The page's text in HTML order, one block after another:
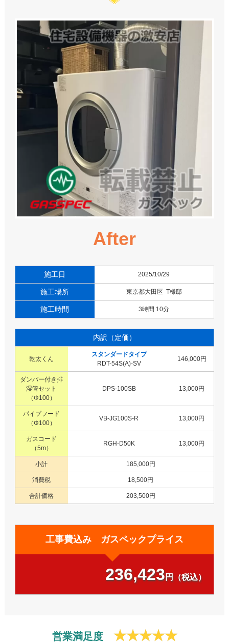
After
施工日 2025/10/29
施工場所 東京都大田区 T様邸
施工時間 3時間 10分
内訳（定価）
乾太くん
スタンダードタイプ
RDT-54S(A)-SV
146,000円
ダンパー付き排
湿管セット
（Φ100）
DPS-100SB 13,000円
パイプフード
（Φ100）
VB-JG100S-R 13,000円
ガスコード
（5m）
RGH-D50K 13,000円
小計 185,000円
消費税 18,500円
合計価格 203,500円
工事費込み ガスペックプライス
236,423円（税込）
営業満足度